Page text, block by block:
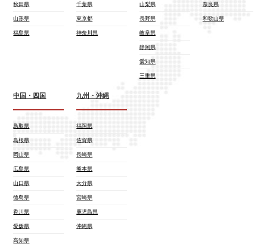
秋田県
山形県
福島県
千葉県
東京都
神奈川県
山梨県
長野県
岐阜県
静岡県
愛知県
三重県
奈良県
和歌山県
中国・四国
鳥取県
島根県
岡山県
広島県
山口県
徳島県
香川県
愛媛県
高知県
九州・沖縄
福岡県
佐賀県
長崎県
熊本県
大分県
宮崎県
鹿児島県
沖縄県